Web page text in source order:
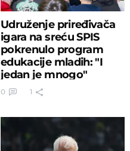
Udruženje priređivača
igara na sreću SPIS
pokrenulo program
edukacije mladih: "I
jedan je mnogo"
0 1